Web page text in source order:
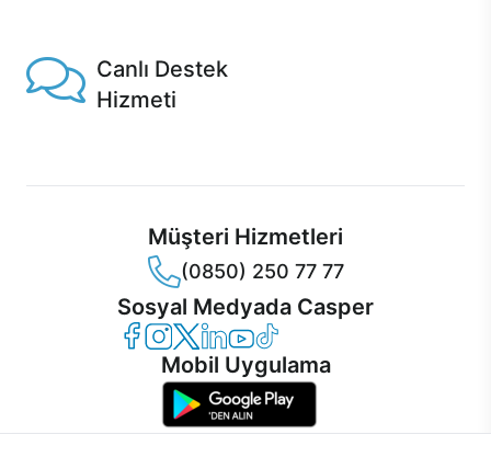
Canlı Destek
Hizmeti
Müşteri Hizmetleri
(0850) 250 77 77
Sosyal Medyada Casper
Casper Facebook
Casper Instagram
Casper Twitter
Casper LinkedIn
Casper YouTube
Casper TikTok
Mobil Uygulama